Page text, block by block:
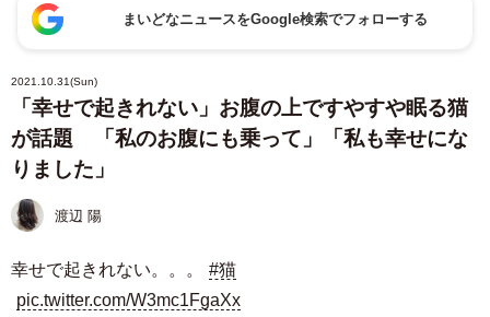
まいどなニュースをGoogle検索でフォローする
2021.10.31(Sun)
「幸せで起きれない」お腹の上ですやすや眠る猫
が話題 「私のお腹にも乗って」「私も幸せにな
りました」
渡辺 陽
幸せで起きれない。。。
#猫
pic.twitter.com/W3mc1FgaXx